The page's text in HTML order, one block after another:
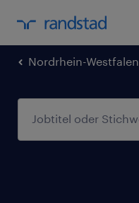
Nordrhein-Westfalen